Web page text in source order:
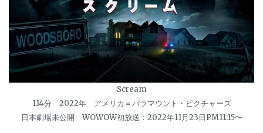
Scream
114分 2022年 アメリカ＝パラマウント・ピクチャーズ
日本劇場未公開 WOWOW初放送：2022年11月23日PM11:15〜